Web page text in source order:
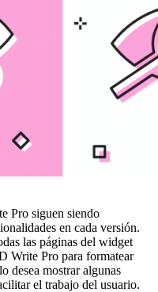
Pro siguen siendo
en cada versión.
las páginas del widget
Write Pro para formatear
desea mostrar algunas
el trabajo del usuario.